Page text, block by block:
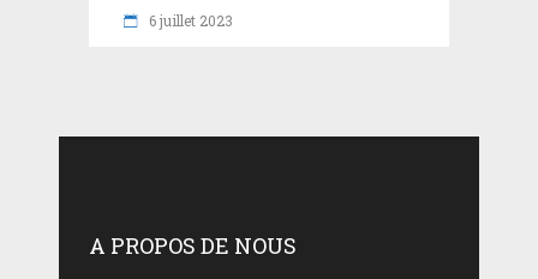
6 juillet 2023
A PROPOS DE NOUS